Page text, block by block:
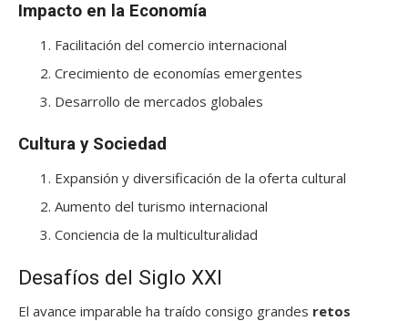
Impacto en la Economía
Facilitación del comercio internacional
Crecimiento de economías emergentes
Desarrollo de mercados globales
Cultura y Sociedad
Expansión y diversificación de la oferta cultural
Aumento del turismo internacional
Conciencia de la multiculturalidad
Desafíos del Siglo XXI
El avance imparable ha traído consigo grandes retos